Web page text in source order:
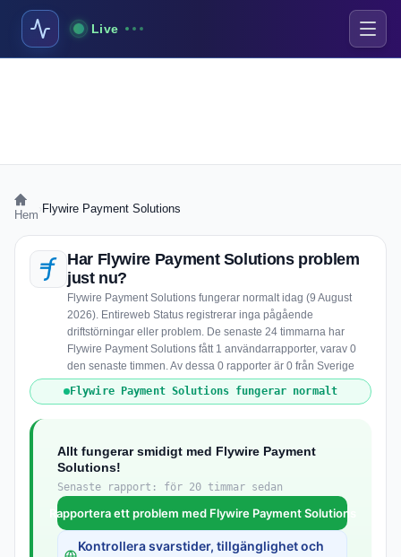
Live
Hem Flywire Payment Solutions
Har Flywire Payment Solutions problem
just nu?
Flywire Payment Solutions fungerar normalt idag (9 August
2026). Entireweb Status registrerar inga pågående
driftstörningar eller problem. De senaste 24 timmarna har
Flywire Payment Solutions fått 1 användarrapporter, varav 0
den senaste timmen. Av dessa 0 rapporter är 0 från Sverige
Flywire Payment Solutions fungerar normalt
Allt fungerar smidigt med Flywire Payment
Solutions!
Senaste rapport: för 20 timmar sedan
Rapportera ett problem med Flywire Payment Solutions
Kontrollera svarstider, tillgänglighet och